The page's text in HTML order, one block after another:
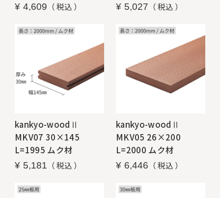
¥ 4,609 税込 ¥ 5,027 税込
kankyo-woodⅡ
MKV07 30×145
L=1995 ムク材
¥ 5,181 税込
kankyo-woodⅡ
MKV05 26×200
L=2000 ムク材
¥ 6,446 税込